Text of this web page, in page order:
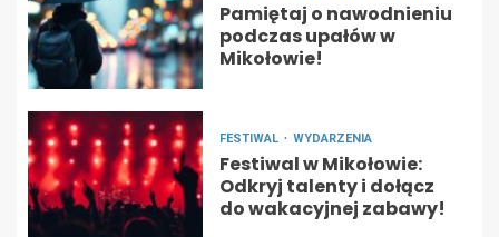
Pamiętaj o nawodnieniu
podczas upałów w
Mikołowie!
FESTIWAL WYDARZENIA
Festiwal w Mikołowie:
Odkryj talenty i dołącz
do wakacyjnej zabawy!